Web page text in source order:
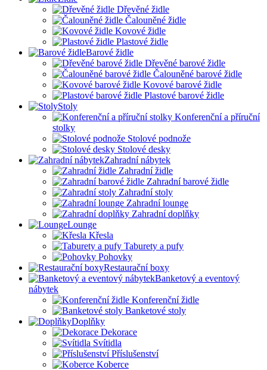
Dřevěné židle
Čalouněné židle
Kovové židle
Plastové židle
Barové židle
Dřevěné barové židle
Čalouněné barové židle
Kovové barové židle
Plastové barové židle
Stoly
Konferenční a příruční
stolky
Stolové podnože
Stolové desky
Zahradní nábytek
Zahradní židle
Zahradní barové židle
Zahradní stoly
Zahradní lounge
Zahradní doplňky
Lounge
Křesla
Taburety a pufy
Pohovky
Restaurační boxy
Banketový a eventový
nábytek
Konferenční židle
Banketové stoly
Doplňky
Dekorace
Svítidla
Příslušenství
Koberce